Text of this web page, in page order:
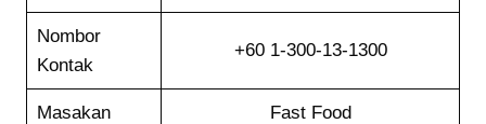
Nombor
Kontak
+60 1-300-13-1300
Masakan Fast Food